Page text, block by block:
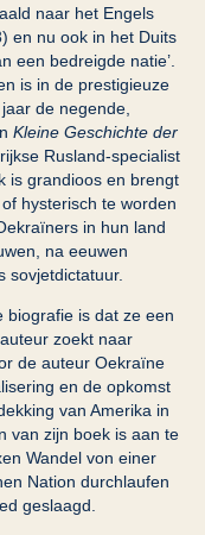
naar het Engels
en nu ook in het Duits
een bedreigde natie’.
is in de prestigieuze
de negende,
Kleine Geschichte der
Rusland-specialist
is grandioos en brengt
hysterisch te worden
in hun land
na eeuwen
sovjetdictatuur.
biografie is dat ze een
zoekt naar
de auteur Oekraïne
en de opkomst
van Amerika in
van zijn boek is aan te
Wandel von einer
Nation durchlaufen
geslaagd.